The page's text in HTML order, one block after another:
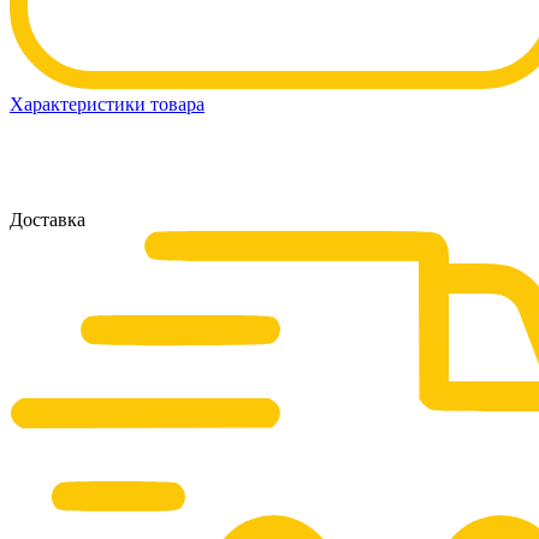
Характеристики товара
Доставка